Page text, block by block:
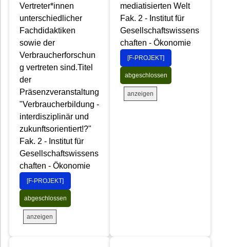
Vertreter*innen
unterschiedlicher
Fachdidaktiken
sowie der
Verbraucherforschun
g vertreten sind.Titel
der
Präsenzveranstaltung
"Verbraucherbildung -
interdisziplinär und
zukunftsorientiert!?"
Fak. 2 - Institut für
Gesellschaftswissens
chaften - Ökonomie
[F-PROJEKT]
abgeschlossen
anzeigen
mediatisierten Welt
Fak. 2 - Institut für
Gesellschaftswissens
chaften - Ökonomie
[F-PROJEKT]
abgeschlossen
anzeigen